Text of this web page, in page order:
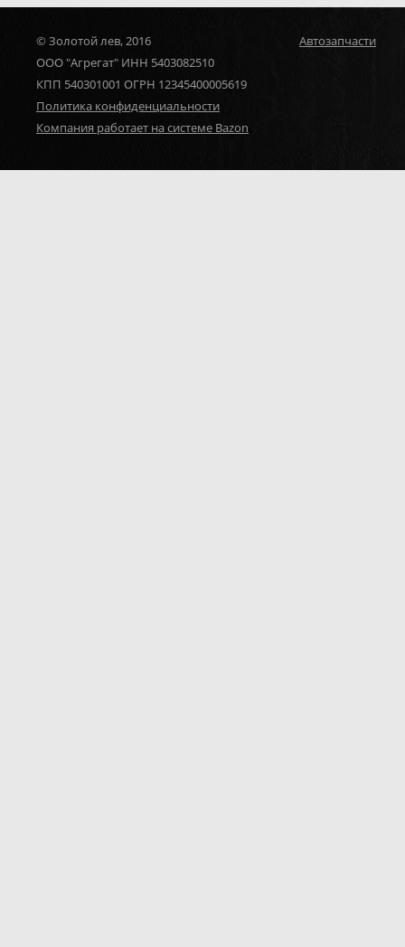
© Золотой лев, 2016
ООО "Агрегат" ИНН 5403082510
КПП 540301001 ОГРН 12345400005619
Политика конфиденциальности
Компания работает на системе Bazon
Автозапчасти